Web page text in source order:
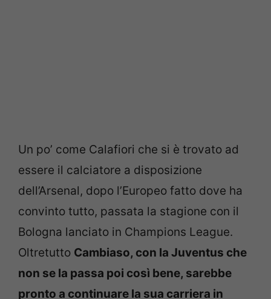
Un po’ come Calafiori che si è trovato ad
essere il calciatore a disposizione
dell’Arsenal, dopo l’Europeo fatto dove ha
convinto tutto, passata la stagione con il
Bologna lanciato in Champions League.
Oltretutto Cambiaso, con la Juventus che
non se la passa poi così bene, sarebbe
pronto a continuare la sua carriera in